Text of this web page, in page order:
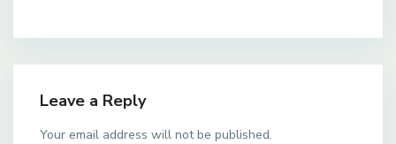
Leave a Reply
Your email address will not be published.